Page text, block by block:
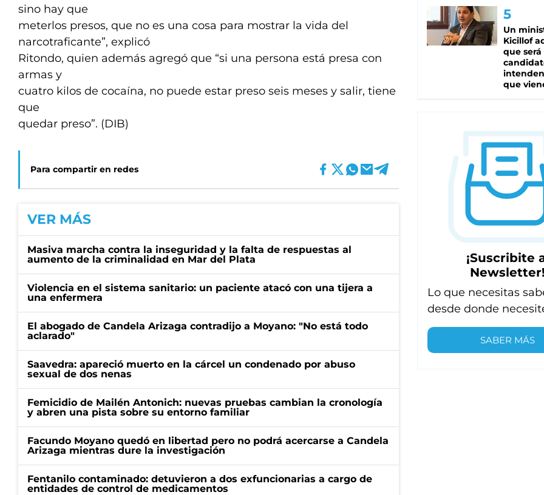
sino hay que
meterlos presos, que no es una cosa para mostrar la vida del
narcotraficante”, explicó
Ritondo, quien además agregó que “si una persona está presa con
armas y
cuatro kilos de cocaína, no puede estar preso seis meses y salir, tiene
que
quedar preso”. (DIB)
Para compartir en redes
VER MÁS
Masiva marcha contra la inseguridad y la falta de respuestas al
aumento de la criminalidad en Mar del Plata
Violencia en el sistema sanitario: un paciente atacó con una tijera a
una enfermera
El abogado de Candela Arizaga contradijo a Moyano: "No está todo
aclarado"
Saavedra: apareció muerto en la cárcel un condenado por abuso
sexual de dos nenas
Femicidio de Mailén Antonich: nuevas pruebas cambian la cronología
y abren una pista sobre su entorno familiar
Facundo Moyano quedó en libertad pero no podrá acercarse a Candela
Arizaga mientras dure la investigación
Fentanilo contaminado: detuvieron a dos exfuncionarias a cargo de
entidades de control de medicamentos
Un
Kicillof
que será
que
¡Suscribite
Newsletter!
Lo que necesitas
desde donde
SABER MÁS